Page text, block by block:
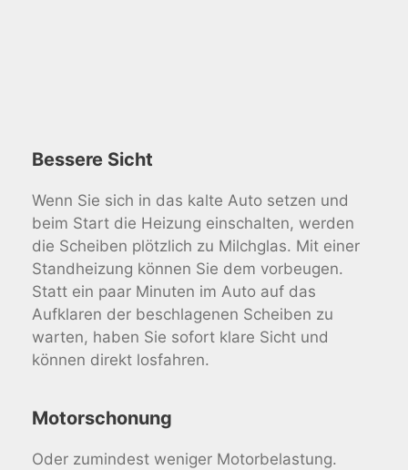
Bessere Sicht
Wenn Sie sich in das kalte Auto setzen und
beim Start die Heizung einschalten, werden
die Scheiben plötzlich zu Milchglas. Mit einer
Standheizung können Sie dem vorbeugen.
Statt ein paar Minuten im Auto auf das
Aufklaren der beschlagenen Scheiben zu
warten, haben Sie sofort klare Sicht und
können direkt losfahren.
Motorschonung
Oder zumindest weniger Motorbelastung.